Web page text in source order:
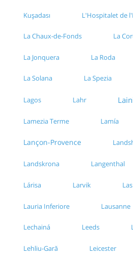
Kușadası L'Hospitalet de
La Chaux-de-Fonds La
La Jonquera La Roda
La Solana La Spezia
Lagos Lahr
Lamezia Terme Lamía
Lançon-Provence
Landskrona Langenthal
Lárisa Larvik
Lauria Inferiore Lausanne
Lechainá Leeds
Lehliu-Gară Leicester